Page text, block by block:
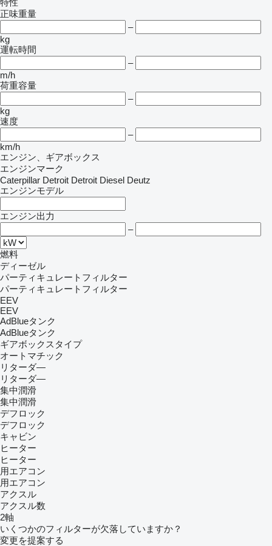
特性
正味重量
–
kg
運転時間
–
m/h
荷重容量
–
kg
速度
–
km/h
エンジン、ギアボックス
エンジンマーク
Caterpillar Detroit Detroit Diesel Deutz
エンジンモデル
エンジン出力
–
燃料
ディーゼル
パーティキュレートフィルター
パーティキュレートフィルター
EEV
EEV
AdBlueタンク
AdBlueタンク
ギアボックスタイプ
オートマチック
リターダ―
リターダ―
集中潤滑
集中潤滑
デフロック
デフロック
キャビン
ヒーター
ヒーター
用エアコン
用エアコン
アクスル
アクスル数
2軸
いくつかのフィルターが欠落していますか？
変更を提案する